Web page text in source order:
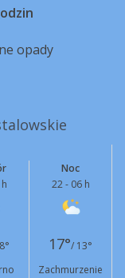
opady
Noc
22 - 06 h
17°/ 13°
Zachmurzenie